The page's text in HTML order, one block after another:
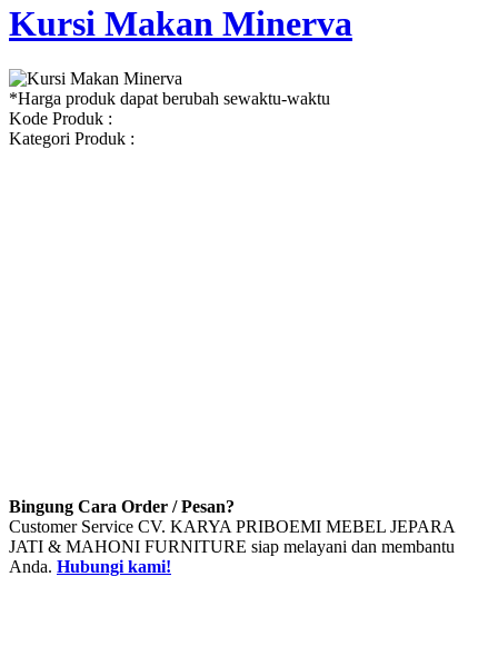
Kursi Makan Minerva
*Harga produk dapat berubah sewaktu-waktu
Kode Produk :
Kategori Produk :
Bingung Cara Order / Pesan?
Customer Service CV. KARYA PRIBOEMI MEBEL JEPARA
JATI & MAHONI FURNITURE siap melayani dan membantu
Anda. Hubungi kami!